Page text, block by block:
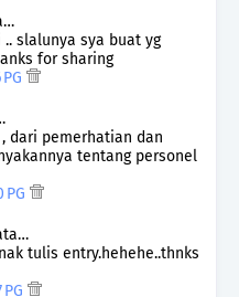
slalunya sya buat yg
for sharing
dari pemerhatian dan
tentang personel
PG
tulis entry.hehehe..thnks